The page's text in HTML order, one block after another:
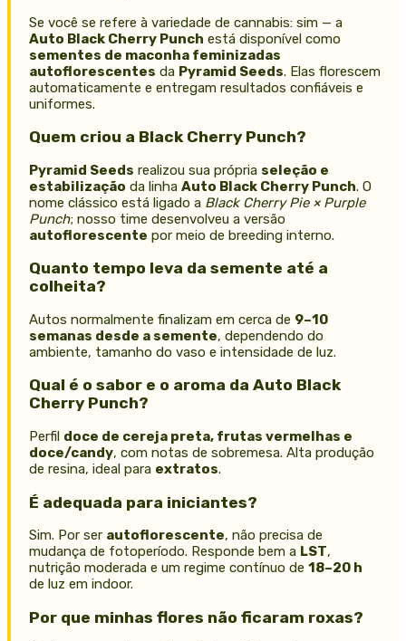
Se você se refere à variedade de cannabis: sim — a
Auto Black Cherry Punch está disponível como
sementes de maconha feminizadas
autoflorescentes da Pyramid Seeds. Elas florescem
automaticamente e entregam resultados confiáveis e
uniformes.
Quem criou a Black Cherry Punch?
Pyramid Seeds realizou sua própria seleção e
estabilização da linha Auto Black Cherry Punch. O
nome clássico está ligado a Black Cherry Pie × Purple
Punch; nosso time desenvolveu a versão
autoflorescente por meio de breeding interno.
Quanto tempo leva da semente até a
colheita?
Autos normalmente finalizam em cerca de 9–10
semanas desde a semente, dependendo do
ambiente, tamanho do vaso e intensidade de luz.
Qual é o sabor e o aroma da Auto Black
Cherry Punch?
Perfil doce de cereja preta, frutas vermelhas e
doce/candy, com notas de sobremesa. Alta produção
de resina, ideal para extratos.
É adequada para iniciantes?
Sim. Por ser autoflorescente, não precisa de
mudança de fotoperíodo. Responde bem a LST,
nutrição moderada e um regime contínuo de 18–20 h
de luz em indoor.
Por que minhas flores não ficaram roxas?